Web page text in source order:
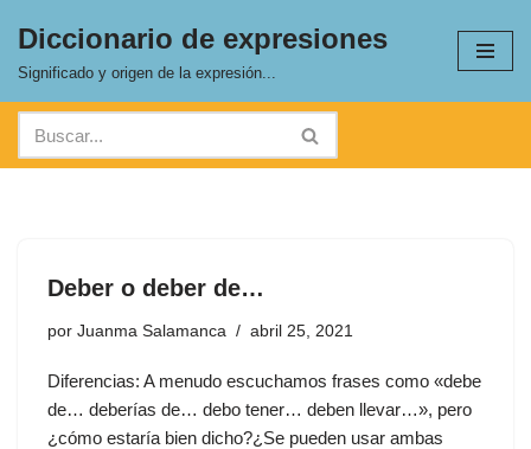
Saltar
contenido
Diccionario de expresiones
Significado y origen de la expresión...
Deber o deber de…
por Juanma Salamanca abril 25, 2021
Diferencias: A menudo escuchamos frases como «debe
de… deberías de… debo tener… deben llevar…», pero
¿cómo estaría bien dicho?¿Se pueden usar ambas